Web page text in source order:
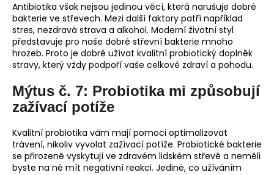
Antibiotika však nejsou jedinou věcí, která narušuje dobré
bakterie ve střevech. Mezi další faktory patří například
stres, nezdravá strava a alkohol. Moderní životní styl
představuje pro naše dobré střevní bakterie mnoho
hrozeb. Proto je dobré užívat kvalitní probiotický doplněk
stravy, který vždy podpoří vaše celkové zdraví a pohodu.
Mýtus č. 7: Probiotika mi způsobují
zažívací potíže
Kvalitní probiotika vám mají pomoci optimalizovat
trávení, nikoliv vyvolat zažívací potíže. Probiotické bakterie
se přirozeně vyskytují ve zdravém lidském střevě a neměli
byste na ně mít negativní reakci. Jediné, co užíváním